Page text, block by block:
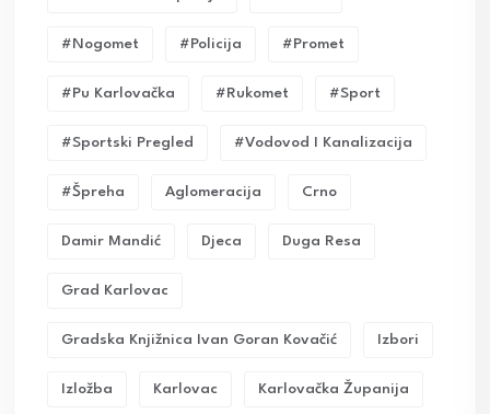
#nogomet #policija #promet
#pu Karlovačka #rukomet #sport
#sportski Pregled #vodovod I Kanalizacija
#Špreha Aglomeracija Crno
Damir Mandić Djeca Duga Resa
Grad Karlovac
Gradska Knjižnica Ivan Goran Kovačić Izbori
Izložba Karlovac Karlovačka Županija